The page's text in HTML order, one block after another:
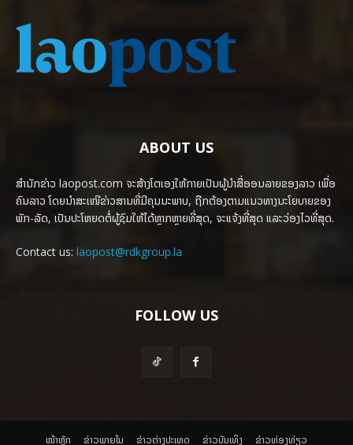
ABOUT US
ສຳນັກຂ່າວ laopost.com ຈະສ້າງໂຕເອງໃຫ້ກາຍເປັນຜູ້ນຳສື່ອອນລາຍຂອງລາວ ເພື່ອ
ຄົນລາວ ໂດຍນຳສະເໜີຂ່າວສານທີ່ມີຄຸນນະພາບ, ຖືກຕ້ອງຕາມແນວທາງນະໂຍບາຍຂອງ
ພັກ-ລັດ, ເປັນປະໂຫຍດຕໍ່ຜູ້ຊົມໃຫ້ໄດ້ຫຼາກຫຼາຍທີ່ສຸດ, ຈະແຈ້ງທີ່ສຸດ ແລະວ່ອງໄວທີ່ສຸດ.
Contact us: laopost@rdkgroup.la
FOLLOW US
ໜ້າຫຼັກ ຂ່າວພາຍ​ໃນ ຂ່າວຕ່າງປະເທດ ​ຂ່າວບັນເທິງ ​ຂ່າວທ່ອງທ່ຽວ